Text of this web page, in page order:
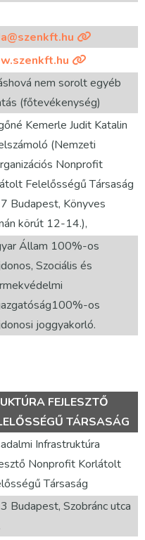
nem sorolt egyéb
(főtevékenység)
Kemerle Judit Katalin
(Nemzeti
Nonprofit
Felelősségű Társaság
Budapest, Könyves
körút 12-14.),
Állam 100%-os
Szociális és
os
joggyakorló.
FEJLESZTŐ
TÁRSASÁG
Infrastruktúra
Nonprofit Korlátolt
Társaság
Budapest, Szobránc utca